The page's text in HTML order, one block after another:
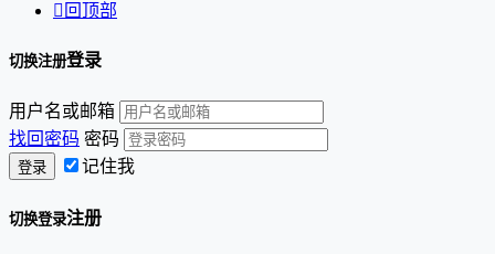
 回顶部
切换注册登录
用户名或邮箱
找回密码 密码
记住我
切换登录注册